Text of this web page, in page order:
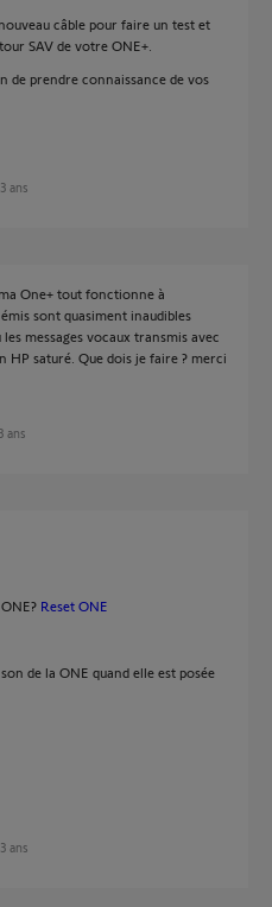
câble pour faire un test et
SAV de votre ONE+.
de prendre connaissance de vos
ans
One+ tout fonctionne à
sont quasiment inaudibles
messages vocaux transmis avec
HP saturé. Que dois je faire ? merci
ans
Reset ONE
de la ONE quand elle est posée
ans